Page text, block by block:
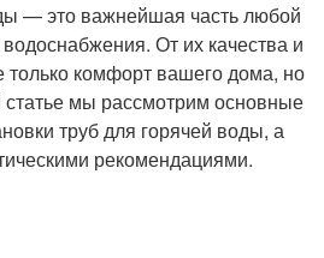
— это важнейшая часть любой
От их качества и
только комфорт вашего дома, но
статье мы рассмотрим основные
труб для горячей воды, а
рекомендациями.